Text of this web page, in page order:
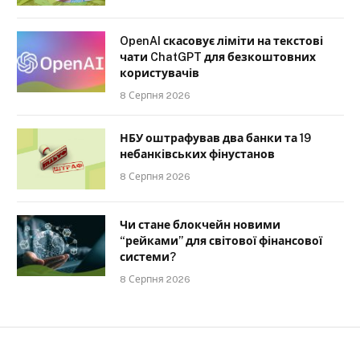
OpenAI скасовує ліміти на текстові
чати ChatGPT для безкоштовних
користувачів
8 Серпня 2026
НБУ оштрафував два банки та 19
небанківських фінустанов
8 Серпня 2026
Чи стане блокчейн новими
“рейками” для світової фінансової
системи?
8 Серпня 2026